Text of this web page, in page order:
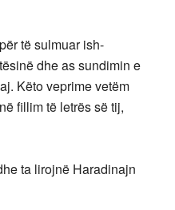
të sulmuar ish-
dhe as sundimin e
Këto veprime vetëm
fillim të letrës së tij,
ta lirojnë Haradinajn